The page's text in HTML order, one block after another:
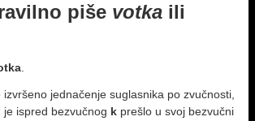
piše votka ili
jednačenje suglasnika po zvučnosti,
je ispred bezvučnog k prešlo u svoj bezvučni